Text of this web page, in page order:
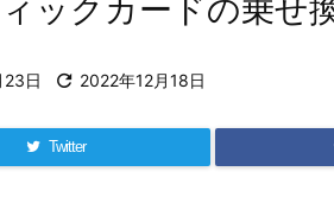
ックカードの乗
日  2022年12月18日
Twitter